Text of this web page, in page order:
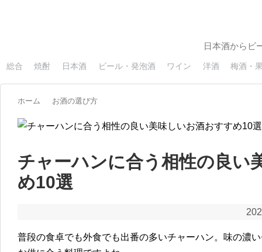
日本酒からビ
総合 焼酎 日本酒 ビール・発泡酒 ワイン 洋酒 梅酒・
ホーム お酒の選び方
チャーハンに合う相性の良い
め10選
普段の食卓でも外食でも出番の多いチャーハン。味の濃